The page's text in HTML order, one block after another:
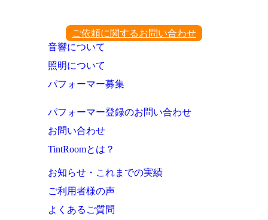
ご依頼に関するお問い合わせ
音響について
照明について
パフォーマー募集
パフォーマー登録のお問い合わせ
お問い合わせ
TintRoomとは？
お知らせ・これまでの実績
ご利用者様の声
よくあるご質問